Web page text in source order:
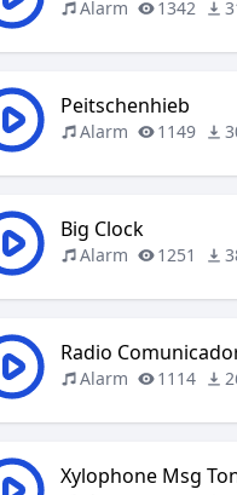
Alarm 1342
Peitschenhieb
Alarm 1149
Big Clock
Alarm 1251
Radio
Alarm 1114
Xylophone Msg